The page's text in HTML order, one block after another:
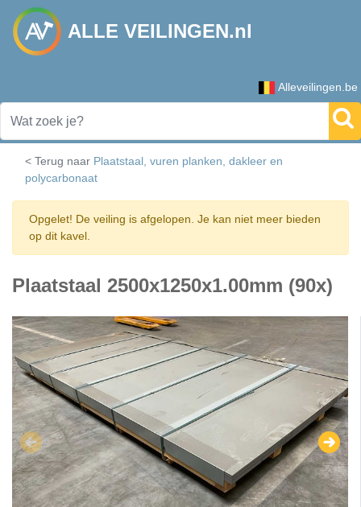
ALLE VEILINGEN.nl
Alleveilingen.be
< Terug naar Plaatstaal, vuren planken, dakleer en
polycarbonaat
Opgelet! De veiling is afgelopen. Je kan niet meer bieden
op dit kavel.
Plaatstaal 2500x1250x1.00mm (90x)